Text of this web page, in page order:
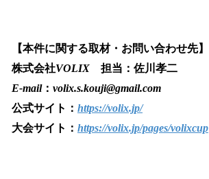
【本件に関する取材・お問い合わせ先】
株式会社VOLIX 担当：佐川孝二
E-mail： volix.s.kouji@gmail.com
公式サイト： https://volix.jp/
大会サイト： https://volix.jp/pages/volixcup